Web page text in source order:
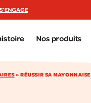
Nos produits
»RÉUSSIR SA MAYONNAISE